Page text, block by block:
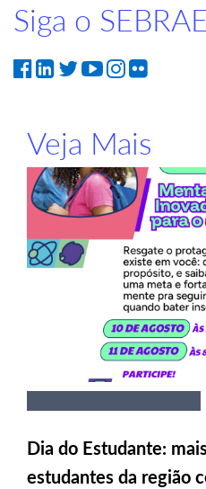
Siga o
Veja Mais
Dia do Estudante:
estudantes da região